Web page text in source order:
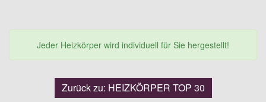
Jeder Heizkörper wird individuell für Sie hergestellt!
Zurück zu: HEIZKÖRPER TOP 30